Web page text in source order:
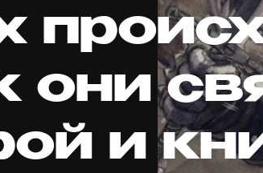
они
и